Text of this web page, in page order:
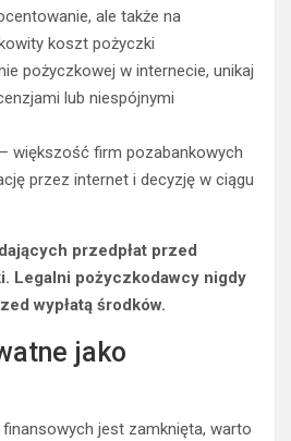
ale także na
koszt pożyczki
pożyczkowej w internecie, unikaj
lub niespójnymi
większość firm pozabankowych
przez internet i decyzję w ciągu
przedpłat przed
Legalni pożyczkodawcy nigdy
wypłatą środków.
jako
jest zamknięta, warto